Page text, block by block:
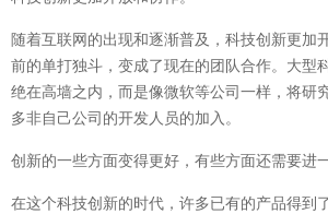
随着互联网的出现和逐渐普及，科技创新更加
前的单打独斗，变成了现在的团队合作。大型
绝在高墙之内，而是像微软等公司一样，将研
多非自己公司的开发人员的加入。
创新的一些方面变得更好，有些方面还需要进
在这个科技创新的时代，许多已有的产品得到